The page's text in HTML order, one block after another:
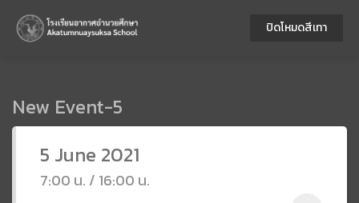
New Event-5
5 June 2021
7:00 น. / 16:00 น.
ปิดโหมดสีเทา